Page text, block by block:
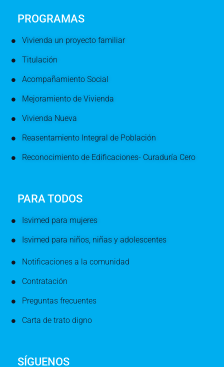
PROGRAMAS
Vivienda un proyecto familiar
Titulación
Acompañamiento Social
Mejoramiento de Vivienda
Vivienda Nueva
Reasentamiento Integral de Población
Reconocimiento de Edificaciones- Curaduría Cero
PARA TODOS
Isvimed para mujeres
Isvimed para niños, niñas y adolescentes
Notificaciones a la comunidad
Contratación
Preguntas frecuentes
Carta de trato digno
SÍGUENOS